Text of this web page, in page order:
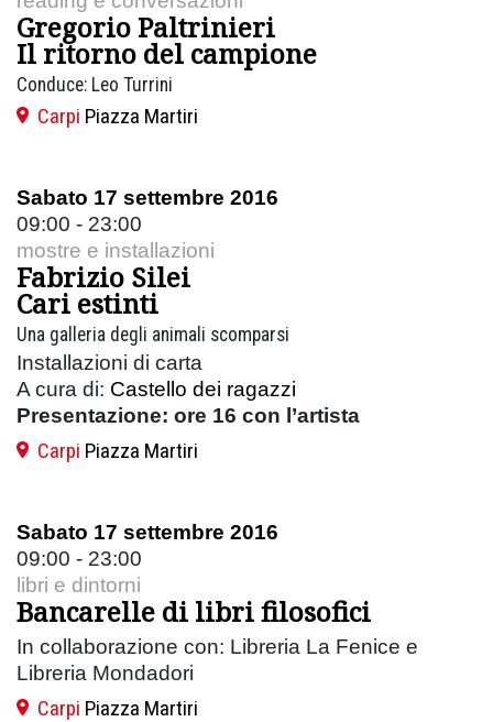
Gregorio Paltrinieri
Il ritorno del campione
Conduce: Leo Turrini
Carpi Piazza Martiri
Sabato 17 settembre 2016
09:00 - 23:00
mostre e installazioni
Fabrizio Silei
Cari estinti
Una galleria degli animali scomparsi
Installazioni di carta
A cura di: Castello dei ragazzi
Presentazione: ore 16 con l’artista
Carpi Piazza Martiri
Sabato 17 settembre 2016
09:00 - 23:00
libri e dintorni
Bancarelle di libri filosofici
In collaborazione con: Libreria La Fenice e
Libreria Mondadori
Carpi Piazza Martiri